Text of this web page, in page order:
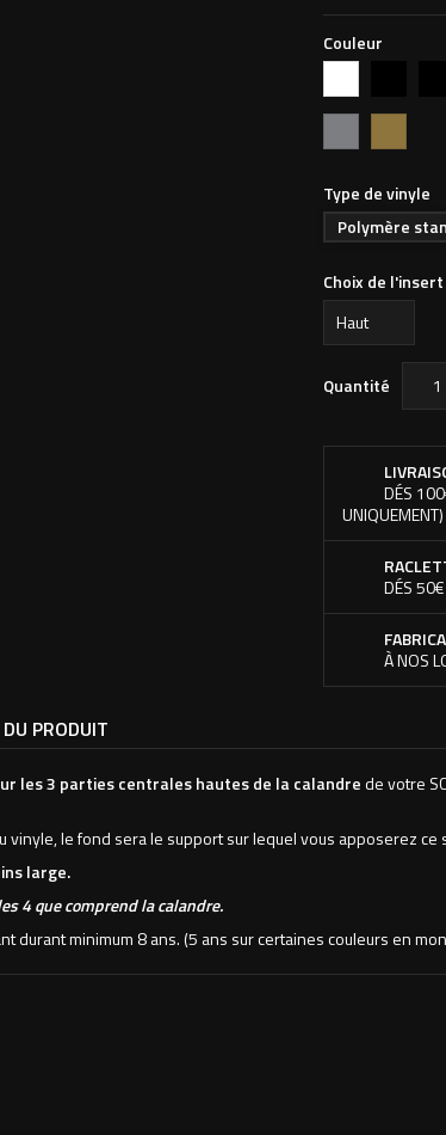
Couleur
Blanc
Type de vinyle
Polymère
Choix de l'insert
Quantité
DÉS
UNIQUEMENT)
DÉS 50€
À NOS
PRODUIT
les 3 parties centrales hautes de la calandrede votre
vinyle, le fond sera le support sur lequel vous apposerez ce
large.
4 que comprend la calandre.
durant minimum 8 ans. (5 ans sur certaines couleurs en